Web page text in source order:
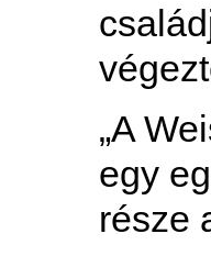
„A
egy
része